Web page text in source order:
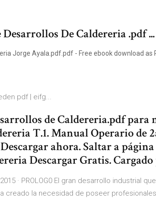
De Caldereria .pdf ...
Jorge Ayala.pdf.pdf - Free ebook download as
pdf | eifg...
de Caldereria.pdf para
T.1. Manual Operario de
ahora. Saltar a
Descargar Gratis.
· PROLOG0 El gran desarrollo industrial
creado la necesidad de poseer